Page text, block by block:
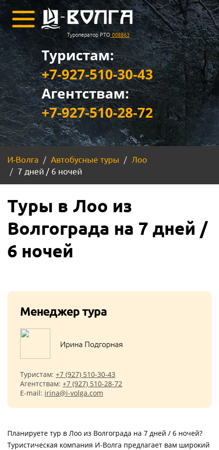
Туроператор РТО 008863
Туристам:
+7-927-510-30-43
Агентствам:
+7-927-510-28-72
И-Волга Автобусные туры
Лоо
7 дней / 6 ночей
Туры в Лоо из
Волгограда на 7 дней /
6 ночей
Менеджер тура
Ирина Подгорная
Туристам: +7 (927) 510-30-43
Агентствам: +7 (927) 510-28-72
E-mail: irina@i-volga.com
Планируете тур в Лоо из Волгограда на 7 дней / 6 ночей?
Туристическая компания И-Волга предлагает вам широкий